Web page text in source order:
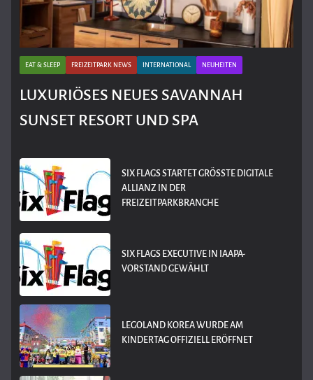
EAT & SLEEP FREIZEITPARK NEWS INTERNATIONAL NEUHEITEN
LUXURIÖSES NEUES SAVANNAH
SUNSET RESORT UND SPA
SIX FLAGS STARTET GRÖSSTE DIGITALE A
LLIANZ IN DER F
REIZEITPARKBRANCHE
SIX FLAGS EXECUTIVE IN IAAPA-
VORSTAND GEWÄHLT
LEGOLAND KOREA WURDE AM
KINDERTAG OFFIZIELL ERÖFFNET